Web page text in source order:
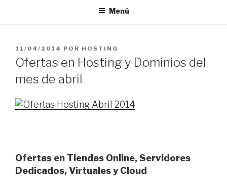
Menú
PUBLICADO
EL
11/04/2014 POR HOSTING
Ofertas en Hosting y Dominios del
mes de abril
Ofertas en Tiendas Online, Servidores
Dedicados, Virtuales y Cloud